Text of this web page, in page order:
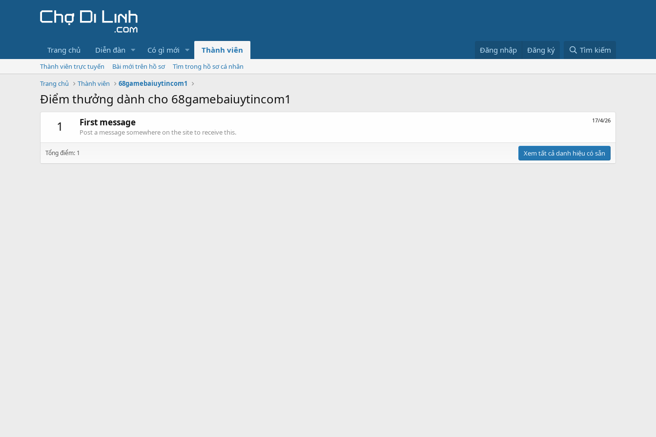
Trang chủ Diễn đàn Có gì mới Thành viên Đăng nhập Đăng ký Tìm kiếm
Thành viên trực tuyến Bài mới trên hồ sơ
Tìm trong hồ sơ cá nhân
Trang chủ
Thành viên 68gamebaiuytincom1
Điểm thưởng dành cho 68gamebaiuytincom1
1
17/4/26
First message
Post a message somewhere on the site to receive this.
Tổng điểm: 1 Xem tất cả danh hiệu có sẵn